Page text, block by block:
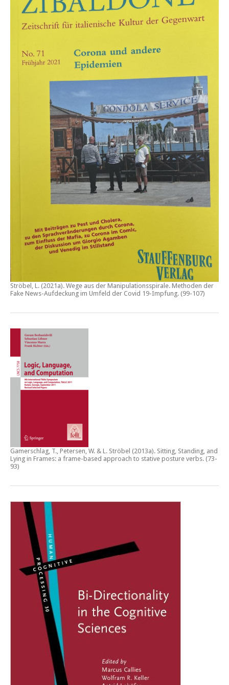
Ströbel, L. (2021a). Wege aus der Manipulationsspirale. Methoden der
Fake News-Aufdeckung im Umfeld der Covid 19-Impfung. (99-107)
Gamerschlag, T., Petersen, W. & L. Ströbel (2013a). Sitting, Standing, and
Lying in Frames: a frame-based approach to stative posture verbs. (73-
93)